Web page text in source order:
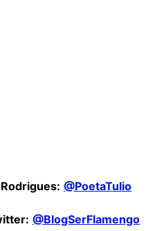
@PoetaTulio
@BlogSerFlamengo